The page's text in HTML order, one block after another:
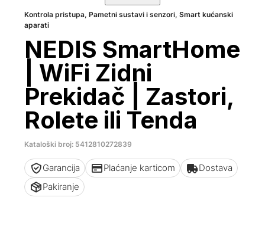
Kontrola pristupa,Pametni sustavi i senzori,Smart kućanski
aparati
NEDIS SmartHome
| WiFi Zidni
Prekidač | Zastori,
Rolete ili Tenda
Kataloški broj: 5412810272839
Garancija Plaćanje karticom
Dostava
Pakiranje